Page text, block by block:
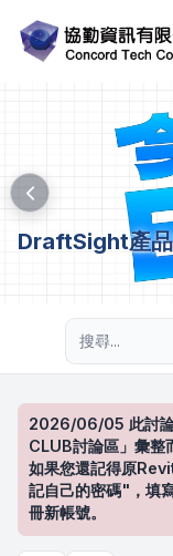
DraftSight產
2026/06/05 此討論
CLUB討論區」彙整
如果您還記得原
記自己的密碼"，填
冊新帳號。